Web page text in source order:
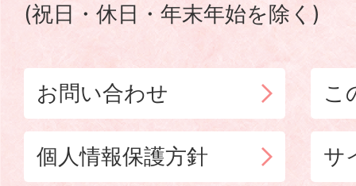
(祝日・休日・年末年始を除く)
お問い合わせ こ
個人情報保護方針 サ